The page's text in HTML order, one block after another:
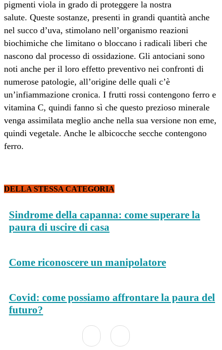
pigmenti viola in grado di proteggere la nostra
salute. Queste sostanze, presenti in grandi quantità anche
nel succo d’uva, stimolano nell’organismo reazioni
biochimiche che limitano o bloccano i radicali liberi che
nascono dal processo di ossidazione. Gli antociani sono
noti anche per il loro effetto preventivo nei confronti di
numerose patologie, all’origine delle quali c’è
un’infiammazione cronica. I frutti rossi contengono ferro e
vitamina C, quindi fanno sì che questo prezioso minerale
venga assimilata meglio anche nella sua versione non eme,
quindi vegetale. Anche le albicocche secche contengono
ferro.
DELLA STESSA CATEGORIA
Sindrome della capanna: come superare la
paura di uscire di casa
Come riconoscere un manipolatore
Covid: come possiamo affrontare la paura del
futuro?